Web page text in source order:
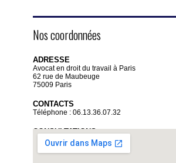
Nos coordonnées
ADRESSE
Avocat en droit du travail à Paris
62 rue de Maubeuge
75009 Paris
CONTACTS
Téléphone : 06.13.36.07.32
CONSULTATIONS
Sur rendez-vous uniquement
Du lundi au vendredi de 9 heures à 19 heures